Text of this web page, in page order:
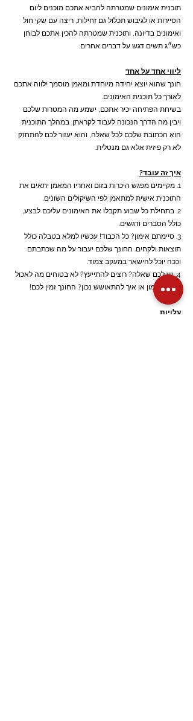
תוכנית אימונים שמטרתה להביא אתכם מוכנים ליום
הסיירות או לגיבוש תכלול גם זחילות, ריצה עם שקי חול
ואימונים בדיונה, ותוכנית שמטרתה להכין אתכם לבוחן
כש״ג תשים דגש על דברים אחרים.
ליווי אחד על אחד
חונך שהוא יוצא יחידה מיוחדת ומאמן מוסמך ילווה אתכם
לאורך כל תוכנית האימונים.
בשיחת הפתיחה יכיר אתכם, ישמע מה המטרות שלכם
ויבין מה הדרך הנכונה לעבוד לקראתן. במהלך התוכנית
הוא הכתובת שלכם לכל שאלה, והוא יעזור לכם להתחזק
לא רק פיזית אלא גם מנטלית.
איך זה עובד?
1. מקיימים מפגש היכרות בזום ואחריו המאמן יתאים את
התוכנית אישית למתאמן לפי השיקולים השונים.
2. בתחילת כל שבוע תקבלו את האימונים עליכם לבצע,
כולל הסברים ודגשים.
3. סיימתם אימון? כל הכבוד! עכשיו למלא בטבלה כולל
תוצאות ולקחים. החונך שלכם יעבור על מה שכתבתם
וככה יוכל להישאר במעקב צמוד.
4. יש לכם שאלה? רוצים להתייעץ? לא בטוחים מה לאכול
לפני האימון או איך להתאושש נכון? החונך זמין לכם!
עלויות